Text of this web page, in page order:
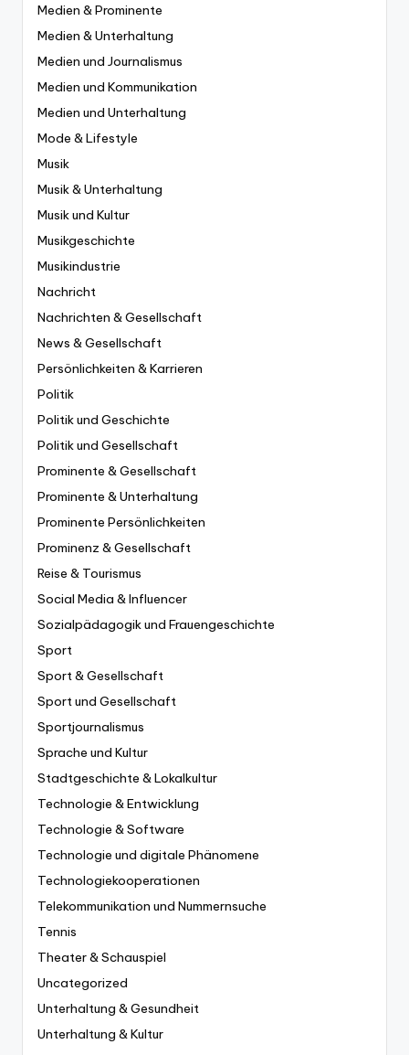
Medien & Prominente
Medien & Unterhaltung
Medien und Journalismus
Medien und Kommunikation
Medien und Unterhaltung
Mode & Lifestyle
Musik
Musik & Unterhaltung
Musik und Kultur
Musikgeschichte
Musikindustrie
Nachricht
Nachrichten & Gesellschaft
News & Gesellschaft
Persönlichkeiten & Karrieren
Politik
Politik und Geschichte
Politik und Gesellschaft
Prominente & Gesellschaft
Prominente & Unterhaltung
Prominente Persönlichkeiten
Prominenz & Gesellschaft
Reise & Tourismus
Social Media & Influencer
Sozialpädagogik und Frauengeschichte
Sport
Sport & Gesellschaft
Sport und Gesellschaft
Sportjournalismus
Sprache und Kultur
Stadtgeschichte & Lokalkultur
Technologie & Entwicklung
Technologie & Software
Technologie und digitale Phänomene
Technologiekooperationen
Telekommunikation und Nummernsuche
Tennis
Theater & Schauspiel
Uncategorized
Unterhaltung & Gesundheit
Unterhaltung & Kultur